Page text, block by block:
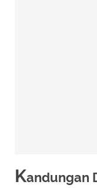
Kandungan